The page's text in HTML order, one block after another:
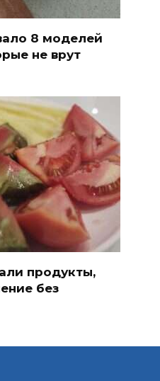
8 моделей
не врут
продукты,
без